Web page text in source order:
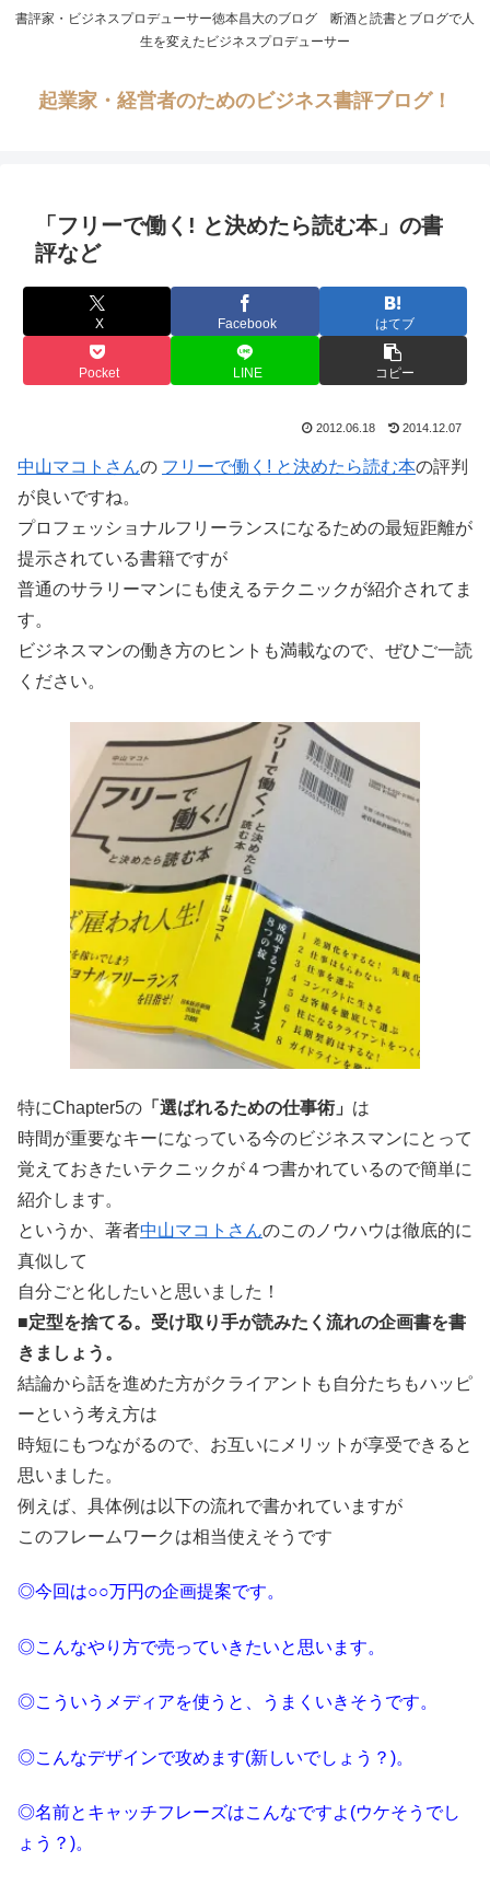
書評家・ビジネスプロデューサー徳本昌大のブログ 断酒と読書とブログで人
生を変えたビジネスプロデューサー
起業家・経営者のためのビジネス書評ブログ！
「フリーで働く! と決めたら読む本」の書
評など
X Facebook はてブ
Pocket LINE コピー
2012.06.18 2014.12.07
中山マコトさんの フリーで働く! と決めたら読む本の評判
が良いですね。
プロフェッショナルフリーランスになるための最短距離が
提示されている書籍ですが
普通のサラリーマンにも使えるテクニックが紹介されてま
す。
ビジネスマンの働き方のヒントも満載なので、ぜひご一読
ください。
特にChapter5の 「選ばれるための仕事術」 は
時間が重要なキーになっている今のビジネスマンにとって
覚えておきたいテクニックが４つ書かれているので簡単に
紹介します。
というか、著者中山マコトさんのこのノウハウは徹底的に
真似して
自分ごと化したいと思いました！
■定型を捨てる。受け取り手が読みたく流れの企画書を書
きましょう。
結論から話を進めた方がクライアントも自分たちもハッピ
ーという考え方は
時短にもつながるので、お互いにメリットが享受できると
思いました。
例えば、具体例は以下の流れで書かれていますが
このフレームワークは相当使えそうです
◎今回は○○万円の企画提案です。
◎こんなやり方で売っていきたいと思います。
◎こういうメディアを使うと、うまくいきそうです。
◎こんなデザインで攻めます(新しいでしょう？)。
◎名前とキャッチフレーズはこんなですよ(ウケそうでし
ょう？)。